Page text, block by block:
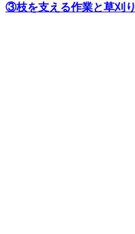
③枝を支える作業と草刈り